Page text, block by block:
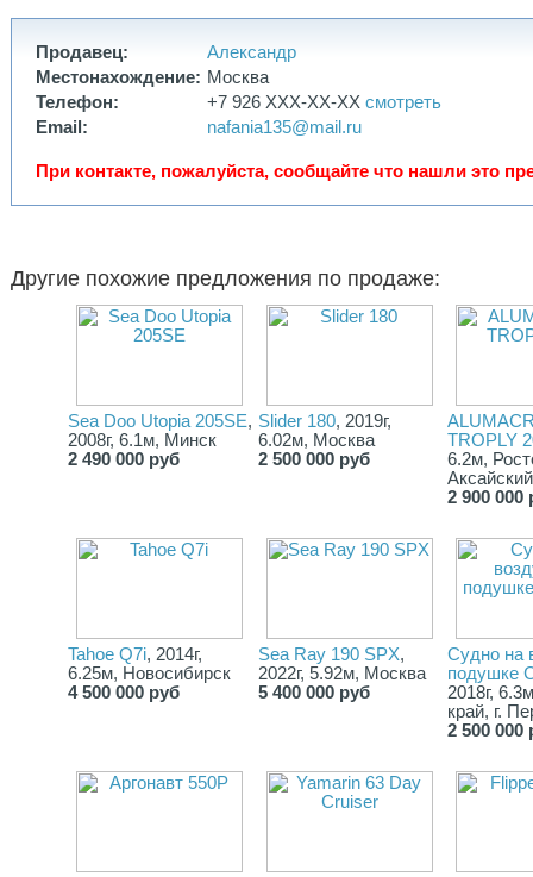
Бескомпромиссное решение для отдыха, рыбалки и охоты.
Главное преимущество, что при наличии пирса недалеко от
дома, то до реки можно доехать своим ходом.
Полностью в исправном состоянии. ТО проводится регулярно.
Продавец:
Александр
Местонахождение: Москва
Телефон:
+7 926 XXX-XX-XX смотреть
Email:
nafania135@mail.ru
При контакте, пожалуйста, сообщайте что нашли это
Другие похожие предложения по продаже:
Sea Doo Utopia 205SE,
2008г, 6.1м, Минск
2 490 000 руб
Slider 180, 2019г,
6.02м, Москва
2 500 000 руб
TROPLY
6.2м,
2 900 000
Tahoe Q7i, 2014г,
6.25м, Новосибирск
4 500 000 руб
Sea Ray 190 SPX,
2022г, 5.92м, Москва
5 400 000 руб
Судно на
подушке
2018г,
край, г.
2 500 000